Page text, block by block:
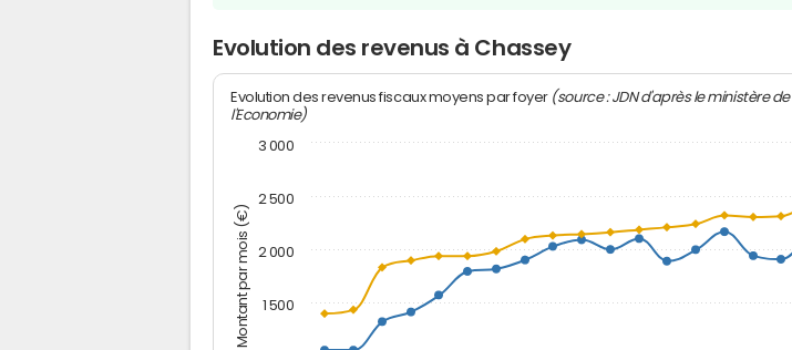
Evolution des revenus à Chassey
Montant par mois (€)
Evolution des revenus fiscaux moyens par foyer (source : JDN d'après le ministère de
l'Economie)
1 500
2 000
2 500
3 000